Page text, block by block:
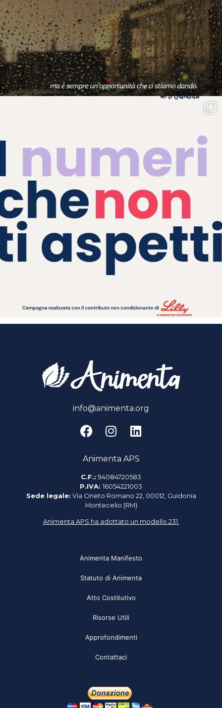
info@animenta.org
Animenta APS
C.F.: 94084720583
P.IVA: 16054221003
Sede legale: Via Cineto Romano 22, 00012, Guidonia
Montecelio (RM)
Animenta APS ha adottato un modello 231.
Animenta Manifesto
Statuto di Animenta
Atto Costitutivo
Risorse Utili
Approfondimenti
Contattaci